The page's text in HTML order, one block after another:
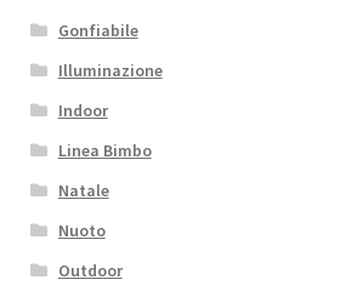
Gonfiabile
Illuminazione
Indoor
Linea Bimbo
Natale
Nuoto
Outdoor